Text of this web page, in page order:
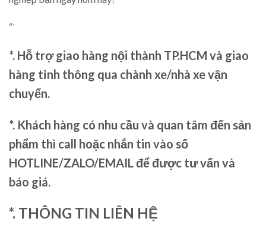
“`
*. Hỗ trợ giao hàng nội thành TP.HCM và giao
hàng tỉnh thông qua chành xe/nhà xe vận
chuyển.
*. Khách hàng có nhu cầu và quan tâm đến sản
phẩm thì call hoặc nhắn tin vào số
HOTLINE/ZALO/EMAIL để được tư vấn và
báo giá.
*. THÔNG TIN LIÊN HỆ